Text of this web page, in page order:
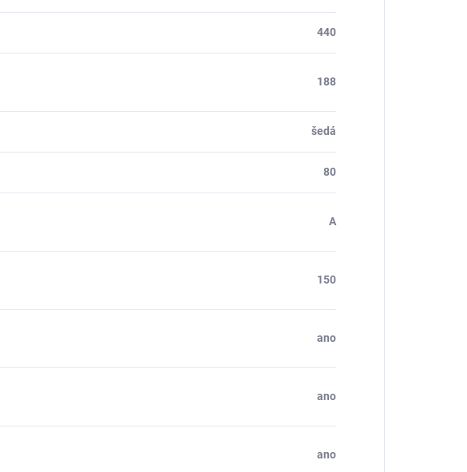
440
188
šedá
80
A
150
ano
ano
ano